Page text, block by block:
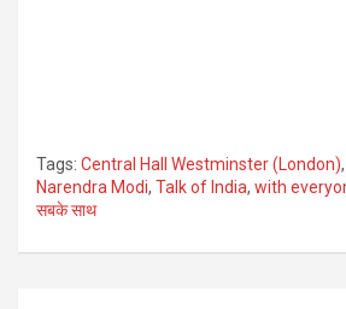
Tags: Central Hall Westminster (London),
Narendra Modi, Talk of India, with
सबके साथ